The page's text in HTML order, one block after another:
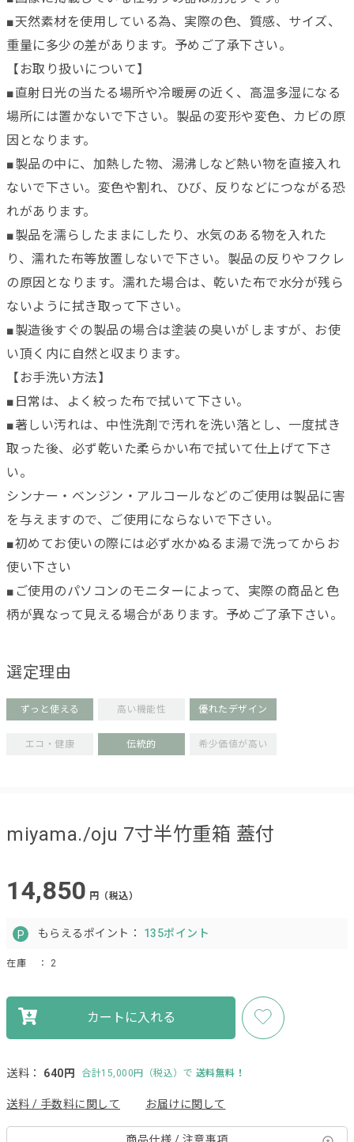
■天然素材を使用している為、実際の色、質感、サイズ、
重量に多少の差があります。予めご了承下さい。
【お取り扱いについて】
■直射日光の当たる場所や冷暖房の近く、高温多湿になる
場所には置かないで下さい。製品の変形や変色、カビの原
因となります。
■製品の中に、加熱した物、湯沸しなど熱い物を直接入れ
ないで下さい。変色や割れ、ひび、反りなどにつながる恐
れがあります。
■製品を濡らしたままにしたり、水気のある物を入れた
り、濡れた布等放置しないで下さい。製品の反りやフクレ
の原因となります。濡れた場合は、乾いた布で水分が残ら
ないように拭き取って下さい。
■製造後すぐの製品の場合は塗装の臭いがしますが、お使
い頂く内に自然と収まります。
【お手洗い方法】
■日常は、よく絞った布で拭いて下さい。
■著しい汚れは、中性洗剤で汚れを洗い落とし、一度拭き
取った後、必ず乾いた柔らかい布で拭いて仕上げて下さ
い。
シンナー・ベンジン・アルコールなどのご使用は製品に害
を与えますので、ご使用にならないで下さい。
■初めてお使いの際には必ず水かぬるま湯で洗ってからお
使い下さい
■ご使用のパソコンのモニターによって、実際の商品と色
柄が異なって見える場合があります。予めご了承下さい。
選定理由
ずっと使える 高い機能性 優れたデザイン
エコ・健康 伝統的 希少価値が高い
miyama./oju 7寸半竹重箱 蓋付
14,850 円（税込）
もらえるポイント： 135ポイント
在庫 ： 2
カートに入れる
送料： 640円 合計15,000円（税込）で 送料無料！
送料 / 手数料に関して お届けに関して